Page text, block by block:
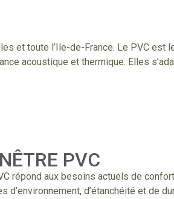
et toute l’Ile-de-France. Le PVC est
acoustique et thermique. Elles
PVC
répond aux besoins actuels de
d’environnement, d’étanchéité et de